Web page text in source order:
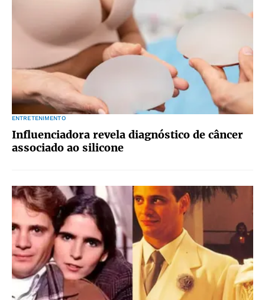
ENTRETENIMENTO
Influenciadora revela diagnóstico de câncer
associado ao silicone